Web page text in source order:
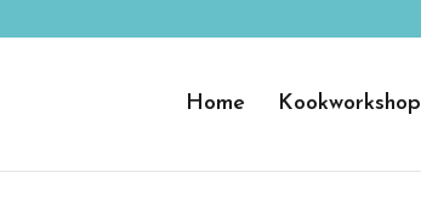
Home Kookworkshop